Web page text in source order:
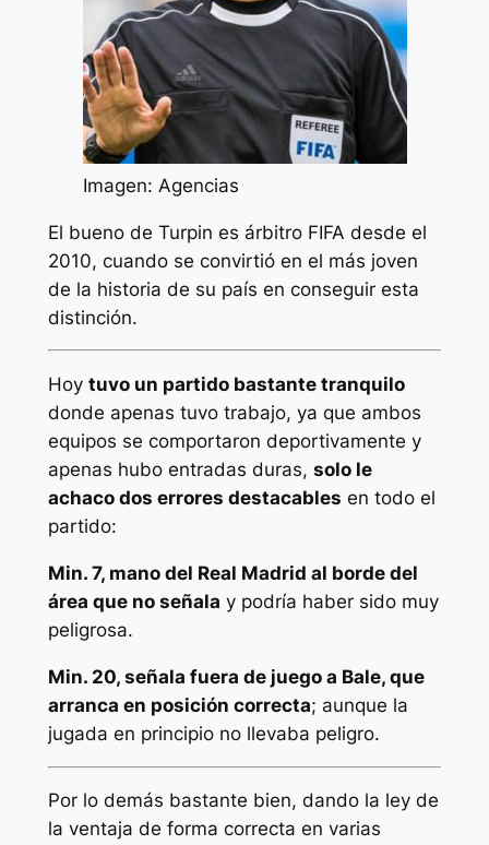
Imagen: Agencias
El bueno de Turpin es árbitro FIFA desde el
2010, cuando se convirtió en el más joven
de la historia de su país en conseguir esta
distinción.
Hoy tuvo un partido bastante tranquilo
donde apenas tuvo trabajo, ya que ambos
equipos se comportaron deportivamente y
apenas hubo entradas duras, solo le
achaco dos errores destacables en todo el
partido:
Min. 7, mano del Real Madrid al borde del
área que no señala y podría haber sido muy
peligrosa.
Min. 20, señala fuera de juego a Bale, que
arranca en posición correcta; aunque la
jugada en principio no llevaba peligro.
Por lo demás bastante bien, dando la ley de
la ventaja de forma correcta en varias